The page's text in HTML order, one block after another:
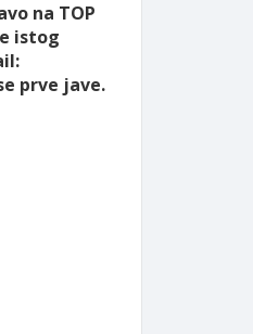
na TOP
istog
prve jave.